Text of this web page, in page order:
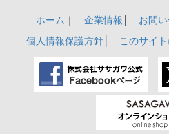
ホーム ｜ 企業情報 お問
個人情報保護方針│ このサイ